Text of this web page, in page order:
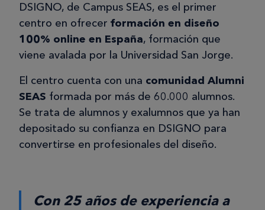
DSIGNO, de Campus SEAS, es el primer
centro en ofrecer formación en diseño
100% online en España, formación que
viene avalada por la Universidad San Jorge.
El centro cuenta con una comunidad Alumni
SEAS formada por más de 60.000 alumnos.
Se trata de alumnos y exalumnos que ya han
depositado su confianza en DSIGNO para
convertirse en profesionales del diseño.
Con 25 años de experiencia a